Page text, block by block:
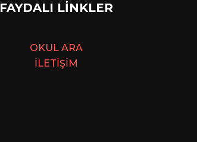
FAYDALI LİNKLER
OKUL ARA
İLETİŞİM